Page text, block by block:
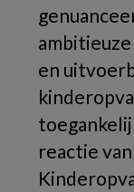
en
reactie